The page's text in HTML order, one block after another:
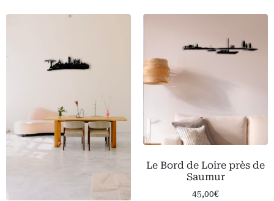
Le Bord de Loire près de
Saumur
45,00€